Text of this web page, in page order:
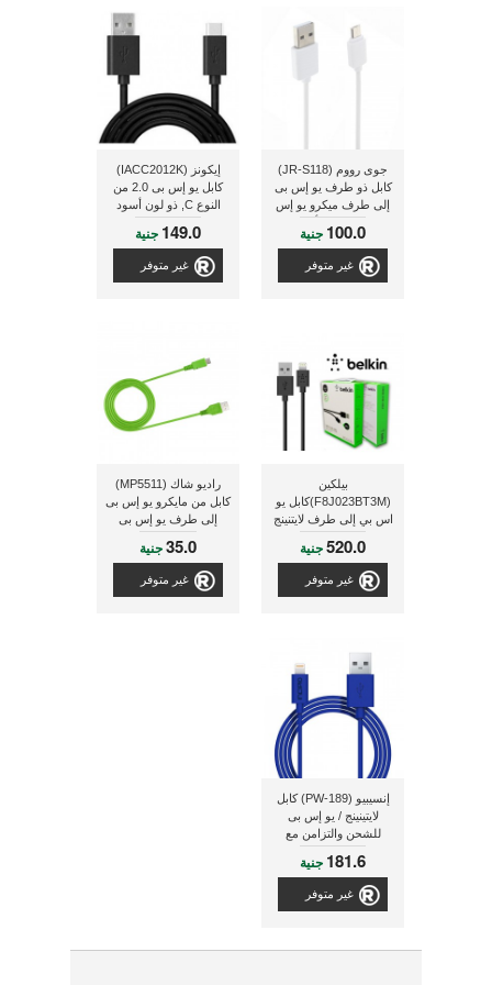
جوى رووم (JR-S118)
كابل ذو طرف يو إس بى
إلى طرف ميكرو يو إس
بى ذو لون أبيض
100.0 جنية
غير متوفر
إيكونز (IACC2012K)
كابل يو إس بى 2.0 من
النوع C, ذو لون أسود
149.0 جنية
غير متوفر
بيلكين
(F8J023BT3M)كابل يو
اس بي إلى طرف لايتنينج
بطول 3 متر, ذو لون
اسود
520.0جنية
غير متوفر
راديو شاك (MP5511)
كابل من مايكرو يو إس بى
إلى طرف يو إس بى
35.0جنية
غير متوفر
إنسيبيو (PW-189) كابل
لايتينينج / يو إس بى
للشحن والتزامن مع
الكمبيوتر
181.6 جنية
غير متوفر